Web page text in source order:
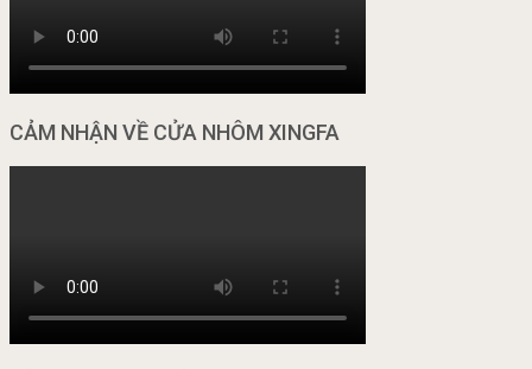
CẢM NHẬN VỀ CỬA NHÔM XINGFA